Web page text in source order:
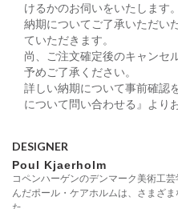
けるかのお伺いをいたします。
納期についてご了承いただい
ていただきます。
尚、ご注文確定後のキャンセ
予めご了承ください。
詳しい納期について事前確認
について問い合わせる』より
DESIGNER
Poul Kjaerholm
コペンハーゲンのデンマーク美術工
んだポール・ケアホルムは、さまざ